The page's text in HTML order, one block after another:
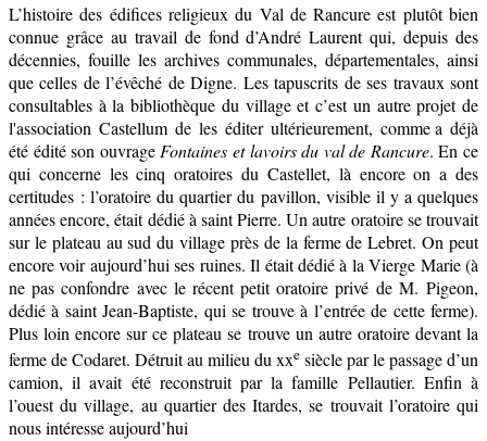
L’histoire des édifices religieux du Val de Rancure est plutôt bien
connue grâce au travail de fond d’André Laurent qui, depuis des
décennies, fouille les archives communales, départementales, ainsi
que celles de l’évêché de Digne. Les tapuscrits de ses travaux sont
consultables à la bibliothèque du village et c’est un autre projet de
l'association Castellum de les éditer ultérieurement, comme a déjà
été édité son ouvrage Fontaines et ­lavoirs du val de Rancure. En ce
qui concerne les cinq oratoires du Castellet, là encore on a des
certitudes : l’oratoire du quartier du pavillon, visible il y a quelques
années encore, était dédié à saint Pierre. Un autre oratoire se trouvait
sur le plateau au sud du village près de la ferme de Lebret. On peut
encore voir aujourd’hui ses ruines. Il était dédié à la Vierge Marie (à
ne pas confondre avec le récent petit oratoire privé de M. Pigeon,
dédié à saint Jean-­Baptiste, qui se trouve à l’entrée de cette ferme).
Plus loin encore sur ce plateau se trouve un autre oratoire devant la
ferme de Codaret. Détruit au milieu du xxe siècle par le passage d’un
camion, il avait été reconstruit par la famille Pellautier. Enfin à
l’ouest du village, au quartier des Itardes, se trouvait l’oratoire qui
nous intéresse aujourd’hui